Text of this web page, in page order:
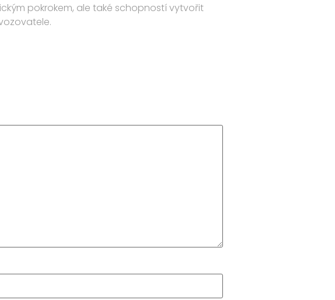
pokrokem, ale také schopností vytvořit